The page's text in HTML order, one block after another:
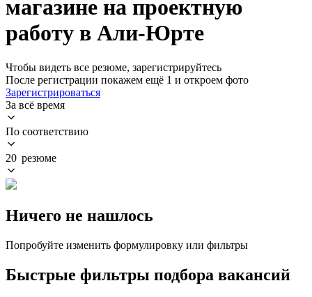
магазине на проектную
работу в Али-Юрте
Чтобы видеть все резюме, зарегистрируйтесь
После регистрации покажем ещё 1 и откроем фото
Зарегистрироваться
За всё время
По соответствию
20 резюме
Ничего не нашлось
Попробуйте изменить формулировку или фильтры
Быстрые фильтры подбора вакансий